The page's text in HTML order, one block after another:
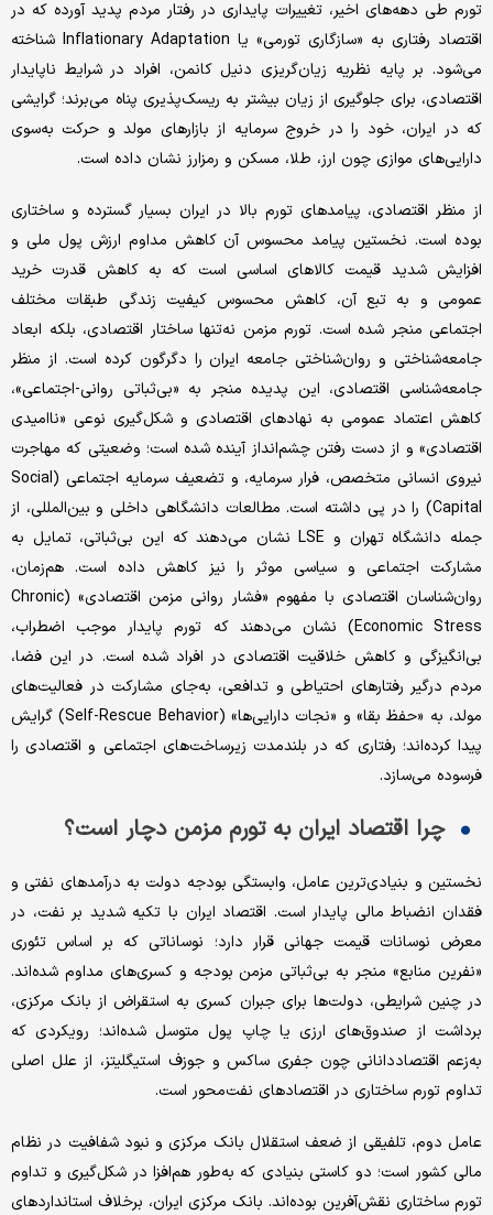
تورم طی دهه‌‌‌های اخیر، تغییرات پایداری در رفتار مردم پدید آورده که در
اقتصاد رفتاری به «سازگاری تورمی» یا Inflationary Adaptation شناخته
می‌‌‌شود. بر پایه نظریه زیان‌‌‌گریزی دنیل کانمن، افراد در شرایط ناپایدار
اقتصادی، برای جلوگیری از زیان بیشتر به ریسک‌‌‌پذیری پناه می‌‌‌برند؛ گرایشی
که در ایران، خود را در خروج سرمایه از بازارهای مولد و حرکت به‌‌‌سوی
دارایی‌‌‌های موازی چون ارز، طلا، مسکن و رمزارز نشان داده است.
از منظر اقتصادی، پیامدهای تورم بالا در ایران بسیار گسترده و ساختاری
بوده است. نخستین پیامد محسوس آن کاهش مداوم ارزش پول ملی و
افزایش شدید قیمت کالاهای اساسی است که به کاهش قدرت خرید
عمومی و به تبع آن، کاهش محسوس کیفیت زندگی طبقات مختلف
اجتماعی منجر شده است. تورم مزمن نه‌‌‌تنها ساختار اقتصادی، بلکه ابعاد
جامعه‌‌‌شناختی و روان‌‌‌شناختی جامعه ایران را دگرگون کرده است. از منظر
جامعه‌‌‌شناسی اقتصادی، این پدیده منجر به «بی‌‌‌ثباتی روانی-اجتماعی»،
کاهش اعتماد عمومی به نهادهای اقتصادی و شکل‌‌‌گیری نوعی «ناامیدی
اقتصادی» و از دست رفتن چشم‌‌‌انداز آینده شده است؛ وضعیتی که مهاجرت
نیروی انسانی متخصص، فرار سرمایه، و تضعیف سرمایه اجتماعی (Social
Capital) را در پی داشته است. مطالعات دانشگاهی داخلی و بین‌‌‌المللی، از
جمله دانشگاه تهران و LSE نشان می‌‌‌دهند که این بی‌‌‌ثباتی، تمایل به
مشارکت اجتماعی و سیاسی موثر را نیز کاهش داده است. هم‌‌‌زمان،
روان‌‌‌شناسان اقتصادی با مفهوم «فشار روانی مزمن اقتصادی» (Chronic
Economic Stress) نشان می‌‌‌دهند که تورم پایدار موجب اضطراب،
بی‌‌‌انگیزگی و کاهش خلاقیت اقتصادی در افراد شده است. در این فضا،
مردم درگیر رفتارهای احتیاطی و تدافعی، به‌‌‌جای مشارکت در فعالیت‌‌‌های
مولد، به «حفظ بقا» و «نجات دارایی‌‌‌ها» (Self-Rescue Behavior) گرایش
پیدا کرده‌‌‌اند؛ رفتاری که در بلندمدت زیرساخت‌‌‌های اجتماعی و اقتصادی را
فرسوده می‌‌‌سازد.
چرا اقتصاد ایران به تورم مزمن دچار است؟
نخستین و بنیادی‌‌‌ترین عامل، وابستگی بودجه دولت به درآمدهای نفتی و
فقدان انضباط مالی پایدار است. اقتصاد ایران با تکیه شدید بر نفت، در
معرض نوسانات قیمت جهانی قرار دارد؛ نوساناتی که بر اساس تئوری
«نفرین منابع» منجر به بی‌‌‌ثباتی مزمن بودجه و کسری‌‌‌های مداوم شده‌‌‌اند.
در چنین شرایطی، دولت‌‌‌ها برای جبران کسری به استقراض از بانک مرکزی،
برداشت از صندوق‌‌‌های ارزی یا چاپ پول متوسل شده‌‌‌اند؛ رویکردی که
به‌‌‌زعم اقتصاددانانی چون جفری ساکس و جوزف استیگلیتز، از علل اصلی
تداوم تورم ساختاری در اقتصادهای نفت‌‌‌محور است.
عامل دوم، تلفیقی از ضعف استقلال بانک مرکزی و نبود شفافیت در نظام
مالی کشور است؛ دو کاستی بنیادی که به‌‌‌طور هم‌‌‌افزا در شکل‌‌‌گیری و تداوم
تورم ساختاری نقش‌‌‌آفرین بوده‌‌‌اند. بانک مرکزی ایران، برخلاف استانداردهای